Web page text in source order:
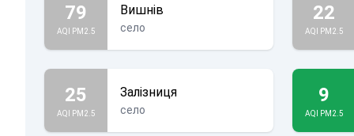
79
AQI PM2.5
Вишнів
село
22
AQI PM2.5
25
AQI PM2.5
Залізниця
село
9
AQI PM2.5